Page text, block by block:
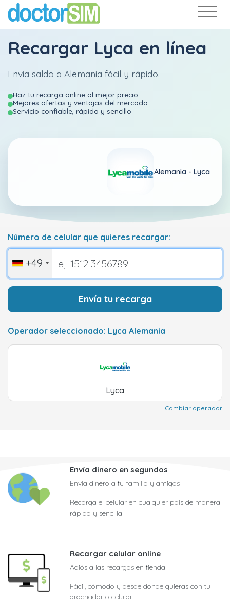
Recargar Lyca en línea
Envía saldo a Alemania fácil y rápido.
Haz tu recarga online al mejor precio
Mejores ofertas y ventajas del mercado
Servicio confiable, rápido y sencillo
Alemania - Lyca
Número de celular que quieres recargar:
+49
Envía tu recarga
Operador seleccionado: Lyca Alemania
Lyca
Cambiar operador
Envía dinero en segundos
Envía dinero a tu familia y amigos
Recarga el celular en cualquier país de manera
rápida y sencilla
Recargar celular online
Adiós a las recargas en tienda
Fácil, cómodo y desde donde quieras con tu
ordenador o celular